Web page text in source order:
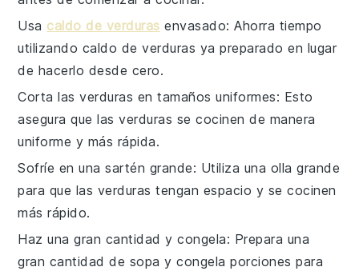
Usa caldo de verduras envasado: Ahorra tiempo
utilizando caldo de verduras ya preparado en lugar
de hacerlo desde cero.
Corta las verduras en tamaños uniformes: Esto
asegura que lasverduras se cocinen de manera
uniforme y más rápida.
Sofríe en una sartén grande: Utiliza una olla grande
para que las verduras tengan espacio y se cocinen
más rápido.
Haz una gran cantidad y congela: Prepara una
gran cantidad de sopa y congela porciones para